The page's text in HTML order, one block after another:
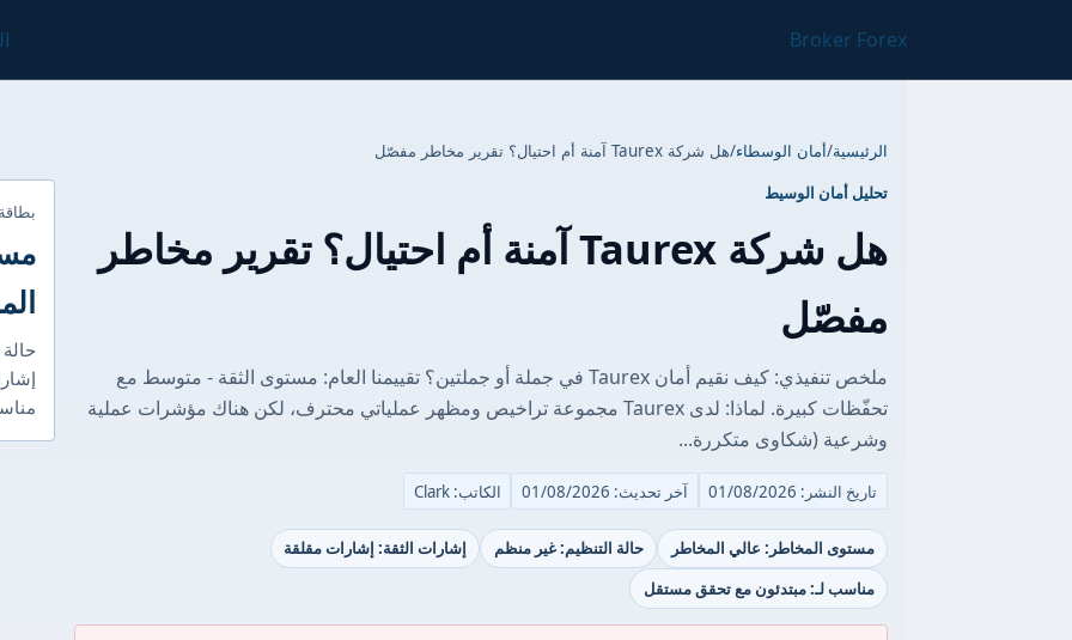
Broker Forex
الرئيسية/أمان الوسطاء/هل شركة Taurex آمنة أم احتيال؟ تقرير مخاطر مفصّل
تحليل أمان الوسيط
هل شركة Taurex آمنة أم احتيال؟ تقرير مخاطر
مفصّل
ملخص تنفيذي: كيف نقيم أمان Taurex في جملة أو جملتين؟ تقييمنا العام: مستوى الثقة - متوسط مع
تحفّظات كبيرة. لماذا: لدى Taurex مجموعة تراخيص ومظهر عملياتي محترف، لكن هناك مؤشرات عملية
وشرعية (شكاوى متكررة...
تاريخ النشر: 01/08/2026 آخر تحديث: 01/08/2026 الكاتب: Clark
مستوى المخاطر: عالي المخاطر حالة التنظيم: غير منظم
إشارات الثقة: إشارات مقلقة
مناسب لـ: مبتدئون مع تحقق مستقل